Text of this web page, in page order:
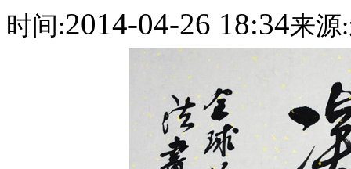
时间:2014-04-26 18:34来源: